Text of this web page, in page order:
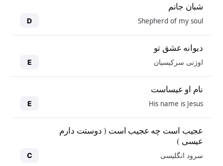
شبان جانم
Shepherd of my soul
D
دیوانه عشق تو
اوژنی سرکیسیان E
نام او عیساست
His name is Jesus
E
عجیب است چه عجیب است ( دوستت دارم
عیسی )
سرود انگلیسی C